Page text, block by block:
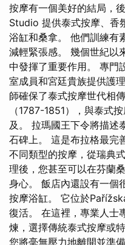
按摩有一個美好的結局，
Studio 提供泰式按摩、香
浴缸和桑拿。 他們訓練有
減輕緊張感。 幾個世紀以
中發揮了重要作用。 專門
室成員和宮廷貴族提供護理
師確保了泰式按摩世代相
（1787-1851），與泰式
及。 拉瑪國王下令將描述
石碑上。 這是布拉格最完
不同類型的按摩，從瑞典
理後，您甚至可以在芬蘭
身心。 飯店內還設有一個
按摩浴缸。 它位於
復活。 在這裡，專業人士
煉，選擇傳統泰式按摩或
您將毫無壓力地離開並準